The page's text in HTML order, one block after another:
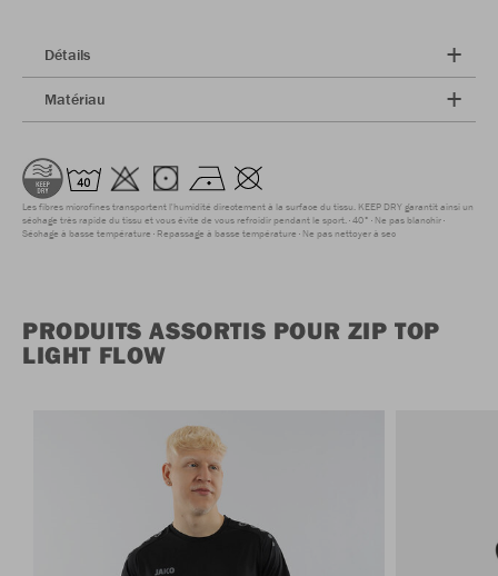
Détails
Matériau
Les fibres microfines transportent l'humidité directement à la surface du tissu. KEEP DRY garantit ainsi un
séchage très rapide du tissu et vous évite de vous refroidir pendant le sport. 40° Ne pas blanchir
Séchage à basse température Repassage à basse température Ne pas nettoyer à sec
PRODUITS ASSORTIS POUR ZIP TOP
LIGHT FLOW